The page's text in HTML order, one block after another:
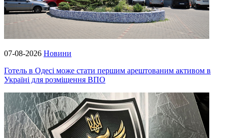
07-08-2026 Новини
Готель в Одесі може стати першим арештованим активом в
Україні для розміщення ВПО